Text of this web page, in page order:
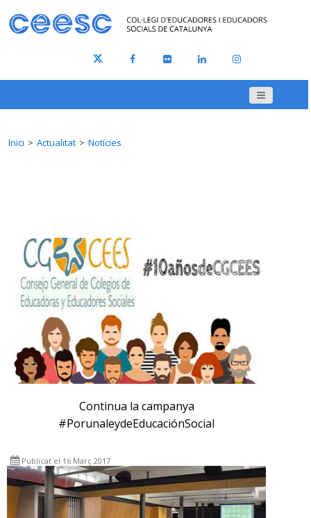
Inici Actualitat Notícies
Continua la campanya
#PorunaleydeEducaciónSocial
Publicat el 16 Març 2017